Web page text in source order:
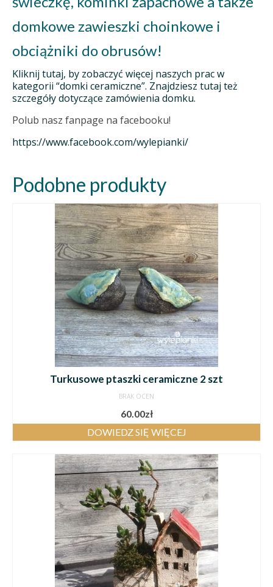
domkowe zawieszki choinkowe i
obciążniki do obrusów!
Kliknij tutaj, by zobaczyć więcej naszych prac w
kategorii “domki ceramiczne”. Znajdziesz tutaj też
szczegóły dotyczące zamówienia domku.
Polub nasz fanpage na facebooku!
https://www.facebook.com/wylepianki/
Podobne produkty
Turkusowe ptaszki ceramiczne 2 szt
BRAK OCEN
60.00zł
DOWIEDZ SIĘ WIĘCEJ